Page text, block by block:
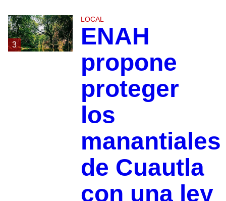
3
LOCAL
ENAH
propone
proteger
los
manantiales
de Cuautla
con una ley